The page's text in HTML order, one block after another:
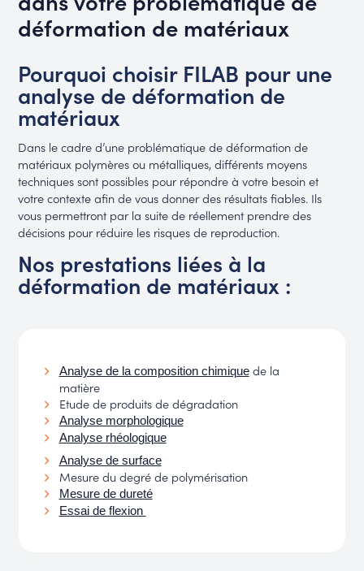
déformation de matériaux
Pourquoi choisir FILAB pour une
analyse de déformation de
matériaux
Dans le cadre d’une problématique de déformation de
matériaux polymères ou métalliques, différents moyens
techniques sont possibles pour répondre à votre besoin et
votre contexte afin de vous donner des résultats fiables. Ils
vous permettront par la suite de réellement prendre des
décisions pour réduire les risques de reproduction.
Nos prestations liées à la
déformation de matériaux :
Analyse de la composition chimiquede la
matière
Etude de produits de dégradation
Analyse morphologique
Analyse rhéologique
Analyse de surface
Mesure du degré de polymérisation
Mesure de dureté
Essai de flexion